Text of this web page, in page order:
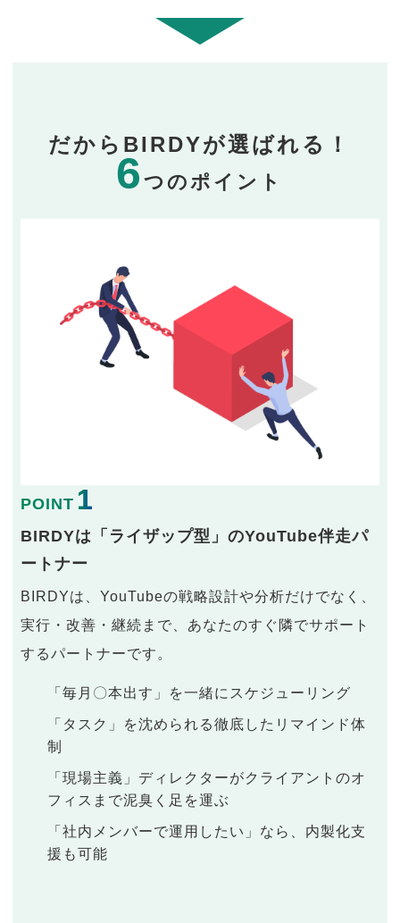
だからBIRDYが選ばれる！
6つのポイント
POINT 1
BIRDYは「ライザップ型」のYouTube伴走パ
ートナー
BIRDYは、YouTubeの戦略設計や分析だけでなく、
実行・改善・継続まで、あなたのすぐ隣でサポート
するパートナーです。
「毎月〇本出す」を一緒にスケジューリング
「タスク」を沈められる徹底したリマインド体
制
「現場主義」ディレクターがクライアントのオ
フィスまで泥臭く足を運ぶ
「社内メンバーで運用したい」なら、内製化支
援も可能